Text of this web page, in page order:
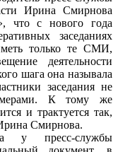
Ирина Смирнова
что с нового года
заседаниях
только те СМИ,
деятельности
шага она называла
заседания не
К тому же
и трактуется так,
Смирнова.
у пресс-службы